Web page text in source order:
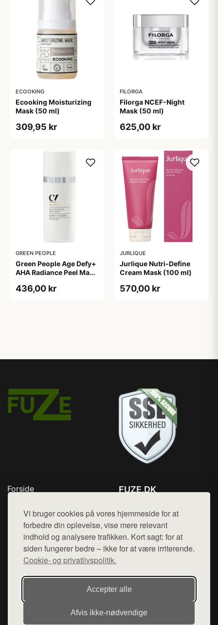
Vi bruger cookies på vores hjemmeside for at
forbedre din oplevelse, vise mere relevant
indhold og analysere trafikken. Kort sagt: for at
siden fungerer bedre – ikke for at være irriterende.
Cookie- og privatlivspolitik.
Accepter alle
Afvis ikke‑nødvendige
ECOOKING
Ecooking Moisturizing
Mask (50 ml)
309,95 kr
FILORGA
Filorga NCEF-Night
Mask (50 ml)
625,00 kr
GREEN PEOPLE
Green People Age Defy+
AHA Radiance Peel Mask
436,00 kr
JURLIQUE
Jurlique Nutri-Define
Cream Mask (100 ml)
570,00 kr
Forside
Top Rabatter
Kontakt
FUZE.DK
Mail: hej@want.dk
Cookie- og privatlivspolitik
Denne side er en del af want.dk, der udgiver en række
hjemmesider med præsentation af forskellige produkter fra
diverse webshops. Der sælges ikke varer fra denne side - vi
henviser til de shops, som sælger varen. Vi har heller ikke